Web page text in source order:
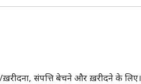
संपत्ति बेचने और ख़रीदने के लिए।